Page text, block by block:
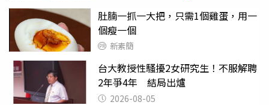
肚腩一抓一大把，只需1個雞蛋，用一
個瘦一個
新素簡
台大教授性騷擾2女研究生！不服解聘
2年爭4年 結局出爐
2026-08-05